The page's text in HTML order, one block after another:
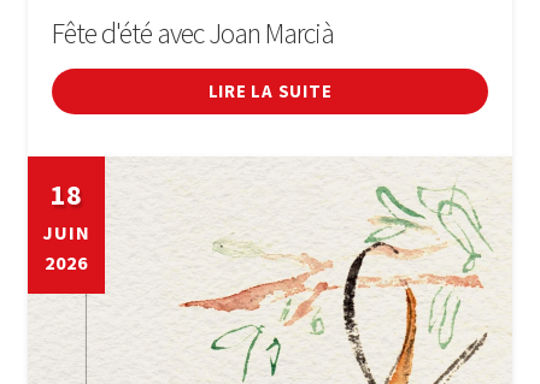
Fête d'été avec Joan Marcià
LIRE LA SUITE
18
JUIN
2026